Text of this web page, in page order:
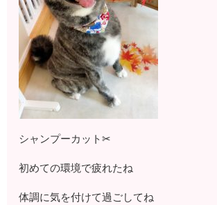
シャンプーカット✂
初めての環境で疲れたね
体調に気を付けて過ごしてね